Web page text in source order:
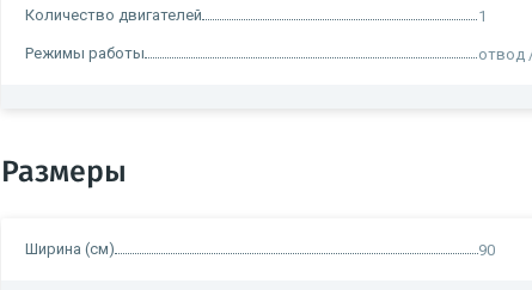
Количество двигателей 1
Режимы работы отвод
Размеры
Ширина (см) 90